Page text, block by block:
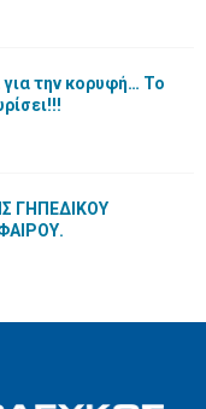
την κορυφή… Το
ΓΗΠΕΔΙΚΟΥ